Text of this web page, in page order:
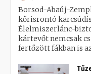
Borsod-Abaúj-
kőrisrontó
Élelmiszerlánc-
kártevőt nemcsak
fertőzött fákban is